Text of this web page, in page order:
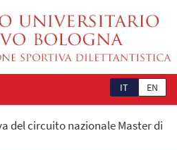
IT EN
del circuito nazionale Master di